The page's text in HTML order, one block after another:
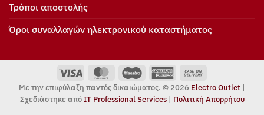
Τρόποι αποστολής
Όροι συναλλαγών ηλεκτρονικού καταστήματος
Visa MasterCardMaestro American
ExpressOn
Delivery
Με την επιφύλαξη παντός δικαιώματος. © 2026 Electro Outlet |
Σχεδιάστηκε απόIT Professional Services| Πολιτική Απορρήτου